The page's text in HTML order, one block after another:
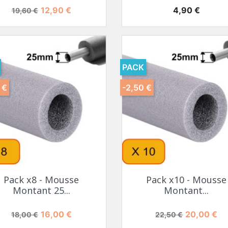
Prix de base
19,60 € Prix
12,90 € Prix
4,90 €
Pack x8 - Mousse
Montant 25...
Prix de base
18,00 € Prix
16,00 €
Pack x10 - Mousse
Montant...
Prix de base
22,50 € Prix
20,00 €
PACK
-2,50 €